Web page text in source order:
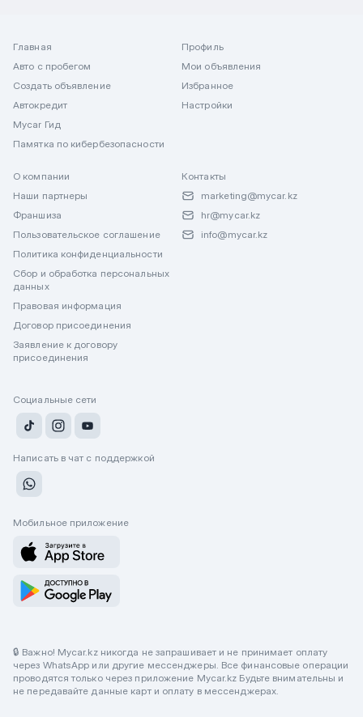
Главная
Авто с пробегом
Создать объявление
Автокредит
Mycar Гид
Памятка по кибербезопасности
Профиль
Мои объявления
Избранное
Настройки
О компании
Наши партнеры
Франшиза
Пользовательское соглашение
Политика конфиденциальности
Сбор и обработка персональных
данных
Правовая информация
Договор присоединения
Заявление к договору
присоединения
Контакты
marketing@mycar.kz
hr@mycar.kz
info@mycar.kz
Социальные сети
Написать в чат с поддержкой
Мобильное приложение
🔒 Важно! Mycar.kz никогда не запрашивает и не принимает оплату
через WhatsApp или другие мессенджеры. Все финансовые операции
проводятся только через приложение Mycar.kz Будьте внимательны и
не передавайте данные карт и оплату в мессенджерах.